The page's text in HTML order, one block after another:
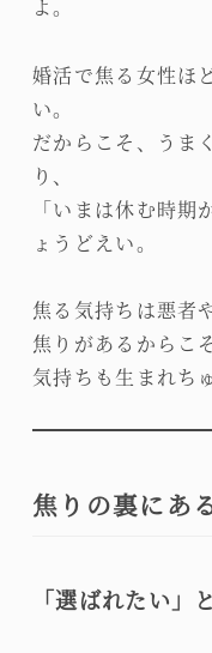
よ。
婚活で焦る女性ほ
い。
だからこそ、うま
り、
「いまは休む時
ょうどえい。
焦る気持ちは悪者
焦りがあるからこ
気持ちも生まれち
焦りの裏にあ
「選ばれたい」